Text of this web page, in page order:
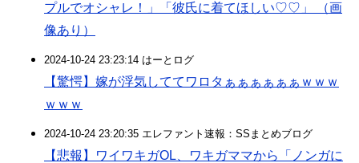
プルでオシャレ！」「彼氏に着てほしい♡♡」 （画
像あり）
2024-10-24 23:23:14 はーとログ
【驚愕】嫁が浮気しててワロタぁぁぁぁぁぁｗｗｗ
ｗｗｗ
2024-10-24 23:20:35 エレファント速報：SSまとめブログ
【悲報】ワイワキガOL、ワキガママから「ノンガに